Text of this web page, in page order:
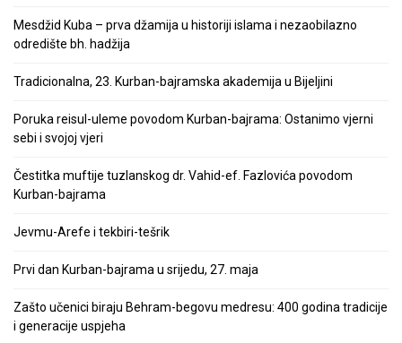
Mesdžid Kuba – prva džamija u historiji islama i nezaobilazno
odredište bh. hadžija
Tradicionalna, 23. Kurban-bajramska akademija u Bijeljini
Poruka reisul-uleme povodom Kurban-bajrama: Ostanimo vjerni
sebi i svojoj vjeri
Čestitka muftije tuzlanskog dr. Vahid-ef. Fazlovića povodom
Kurban-bajrama
Jevmu-Arefe i tekbiri-tešrik
Prvi dan Kurban-bajrama u srijedu, 27. maja
Zašto učenici biraju Behram-begovu medresu: 400 godina tradicije
i generacije uspjeha